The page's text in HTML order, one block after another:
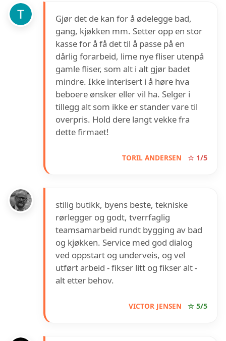
Gjør det de kan for å ødelegge bad,
gang, kjøkken mm. Setter opp en stor
kasse for å få det til å passe på en
dårlig forarbeid, lime nye fliser utenpå
gamle fliser, som alt i alt gjør badet
mindre. Ikke interisert i å høre hva
beboere ønsker eller vil ha. Selger i
tillegg alt som ikke er stander vare til
overpris. Hold dere langt vekke fra
dette firmaet!
TORIL ANDERSEN ☆ 1/5
stilig butikk, byens beste, tekniske
rørlegger og godt, tverrfaglig
teamsamarbeid rundt bygging av bad
og kjøkken. Service med god dialog
ved oppstart og underveis, og vel
utført arbeid - fikser litt og fikser alt -
alt etter behov.
VICTOR JENSEN ☆ 5/5